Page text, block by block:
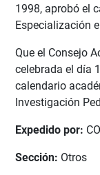
1998, aprobó el
Especialización
Que el Consejo
celebrada el día
calendario
Investigación
Expedido por:
Sección: Otros